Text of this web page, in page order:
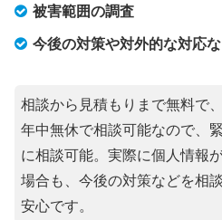
被害範囲の調査
今後の対策や対外的な対応
相談から見積もりまで無料で
年中無休で相談可能なので、
に相談可能。実際に個人情報
場合も、今後の対策などを相
安心です。